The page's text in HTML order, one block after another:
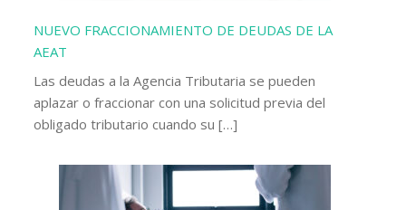
NUEVO FRACCIONAMIENTO DE DEUDAS DE LA
AEAT
Las deudas a la Agencia Tributaria se pueden
aplazar o fraccionar con una solicitud previa del
obligado tributario cuando su […]